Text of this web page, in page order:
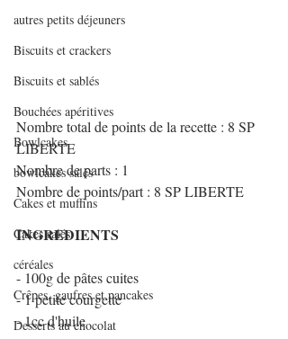
autres petits déjeuners
Biscuits et crackers
Biscuits et sablés
Bouchées apéritives
Bowlcakes
bowlcakes salés
Cakes et muffins
Cakes salés
céréales
Crêpes, gaufres et pancakes
Desserts au chocolat
Nombre total de points de la recette : 8 SP
LIBERTE
Nombre de parts : 1
Nombre de points/part : 8 SP LIBERTE
INGREDIENTS
- 100g de pâtes cuites
- 1 petite courgette
- 1cc d'huile